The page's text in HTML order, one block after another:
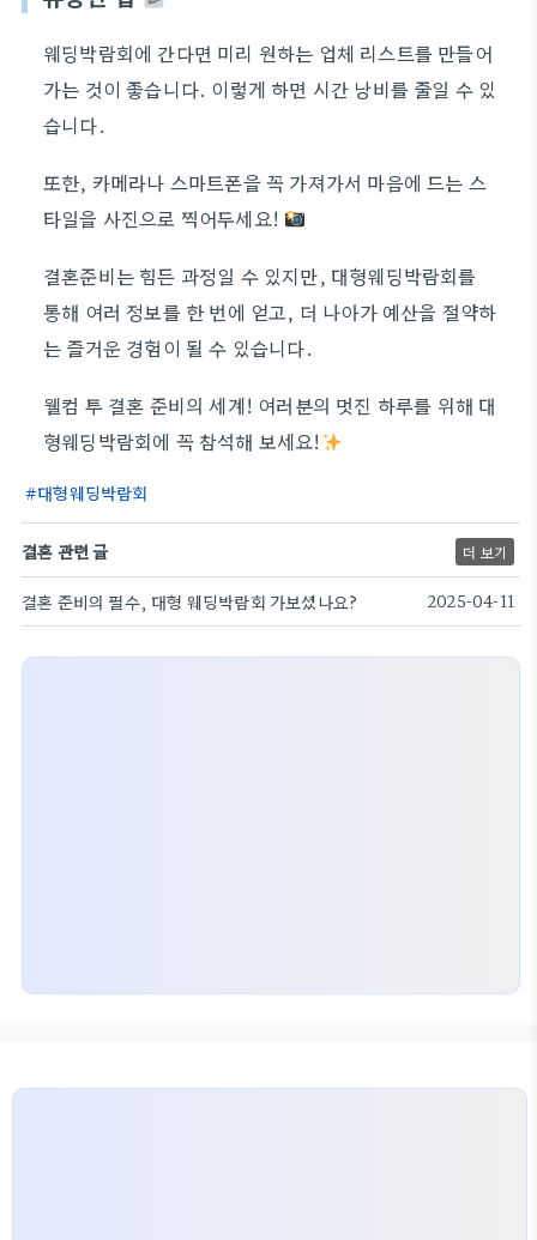
웨딩박람회에 간다면 미리 원하는 업체 리스트를 만들어
가는 것이 좋습니다. 이렇게 하면 시간 낭비를 줄일 수 있
습니다.
또한, 카메라나 스마트폰을 꼭 가져가서 마음에 드는 스
타일을 사진으로 찍어두세요!
결혼준비는 힘든 과정일 수 있지만, 대형웨딩박람회를
통해 여러 정보를 한 번에 얻고, 더 나아가 예산을 절약하
는 즐거운 경험이 될 수 있습니다.
웰컴 투 결혼 준비의 세계! 여러분의 멋진 하루를 위해 대
형웨딩박람회에 꼭 참석해 보세요!
대형웨딩박람회
결혼 관련 글 더 보기
결혼 준비의 필수, 대형 웨딩박람회 가보셨나요? 2025-04-11